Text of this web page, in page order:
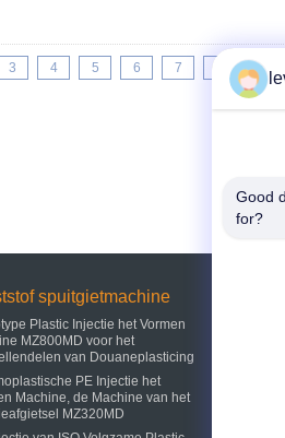
3 4 5 6 7 9
spuitgietmachine
Plastic Injectie het Vormen
MZ800MD voor het
van Douaneplasticing
PE Injectie het
Machine, de Machine van het
MZ320MD
Good
for?